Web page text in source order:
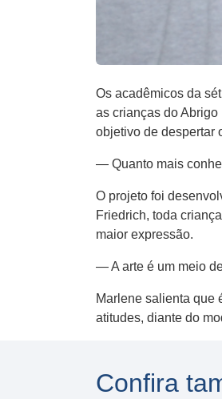
Os acadêmicos da
as crianças do
objetivo de despertar
— Quanto mais
O projeto foi
Friedrich, toda
maior expressão.
— A arte é um meio
Marlene salienta que
atitudes, diante do
Confira